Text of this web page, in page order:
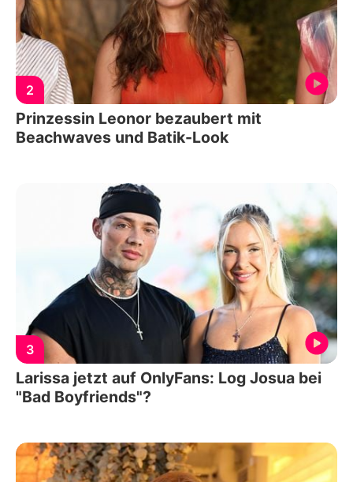
2
Prinzessin Leonor bezaubert mit
Beachwaves und Batik-Look
3
Larissa jetzt auf OnlyFans: Log Josua bei
"Bad Boyfriends"?